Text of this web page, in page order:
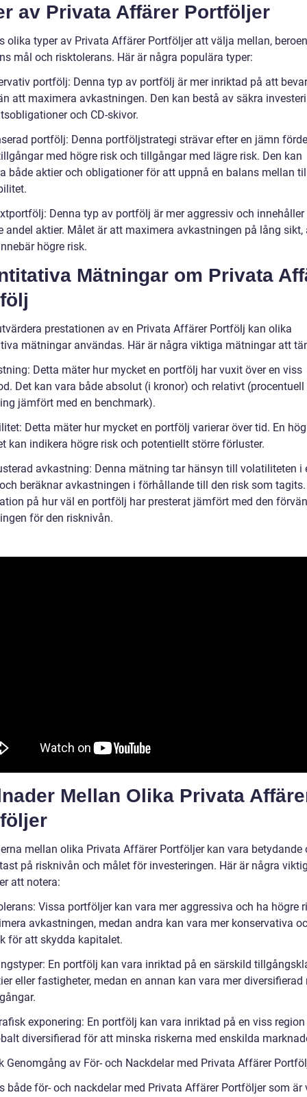
av Privata Affärer Portföljer
olika typer av Privata Affärer Portföljer att välja mellan,
mål och risktolerans. Här är några populära typer:
portfölj: Denna typ av portfölj är mer inriktad på att
att maximera avkastningen. Den kan bestå av säkra
och CD-skivor.
portfölj: Denna portföljstrategi strävar efter en jämn
med högre risk och tillgångar med lägre risk. Den kan
både aktier och obligationer för att uppnå en balans mellan
Denna typ av portfölj är mer aggressiv och
andel aktier. Målet är att maximera avkastningen på lång sikt,
högre risk.
Mätningar om Privata
prestationen av en Privata Affärer Portfölj kan olika
mätningar användas. Här är några viktiga mätningar att
Detta mäter hur mycket en portfölj har vuxit över en viss
Det kan vara både absolut (i kronor) och relativt (procentuell
jämfört med en benchmark).
Detta mäter hur mycket en portfölj varierar över tid. En hög
kan indikera högre risk och potentiellt större förluster.
avkastning: Denna mätning tar hänsyn till volatiliteten i
beräknar avkastningen i förhållande till den risk som tagits.
på hur väl en portfölj har presterat jämfört med den
för den risknivån.
Mellan Olika Privata
mellan olika Privata Affärer Portföljer kan vara betydande
på risknivån och målet för investeringen. Här är några
att notera:
Vissa portföljer kan vara mer aggressiva och ha högre
avkastningen, medan andra kan vara mer konservativa
för att skydda kapitalet.
En portfölj kan vara inriktad på en särskild
eller fastigheter, medan en annan kan vara mer diversifierad
exponering: En portfölj kan vara inriktad på en viss region
diversifierad för att minska riskerna med enskilda
Genomgång av För- och Nackdelar med Privata Affärer
både för- och nackdelar med Privata Affärer Portföljer som är